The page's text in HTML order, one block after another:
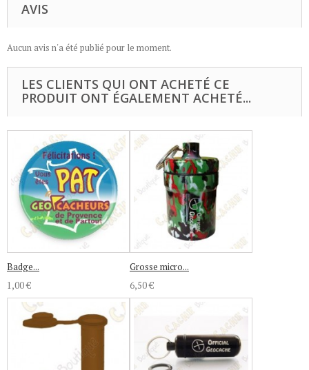
AVIS
Aucun avis n'a été publié pour le moment.
LES CLIENTS QUI ONT ACHETÉ CE
PRODUIT ONT ÉGALEMENT ACHETÉ...
Badge...
1,00 €
Grosse micro...
6,50 €